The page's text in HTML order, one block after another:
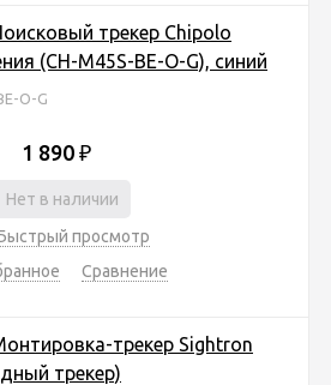
трекер Chipolo
(CH-M45S-BE-O-G), синий
O-G
1 890 ₽
Нет в наличии
просмотр
Сравнение
трекер Sightron
трекер)